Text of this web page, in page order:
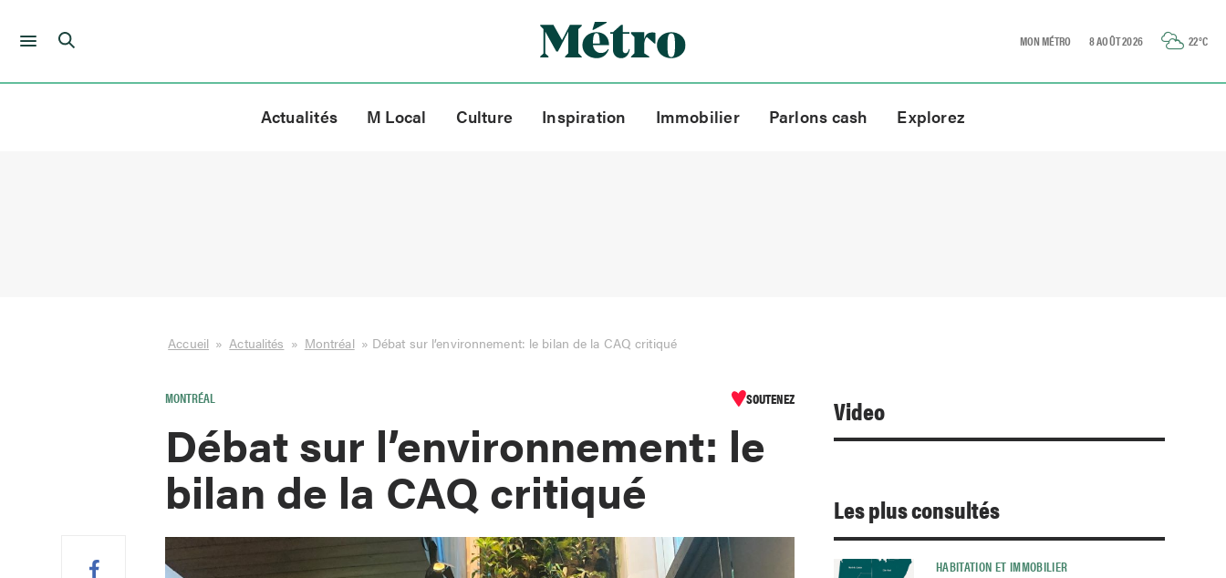
Skip
MON MÉTRO 8 AOÛT 2026 22°C
Actualités M Local Culture Inspiration Immobilier Parlons cash Explorez
Accueil » Actualités » Montréal » Débat sur l’environnement: le bilan de la CAQ critiqué
MONTRÉAL SOUTENEZ
Débat sur l’environnement: le
bilan de la CAQ critiqué
Video
Les plus consultés
HABITATION ET IMMOBILIER